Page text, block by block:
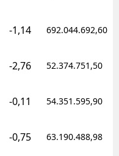
Zonguldak
Aksaray
Kırıkkale
-1,14 692.044.692,60
-2,76 52.374.751,50
-0,11 54.351.595,90
-0,75 63.190.488,98